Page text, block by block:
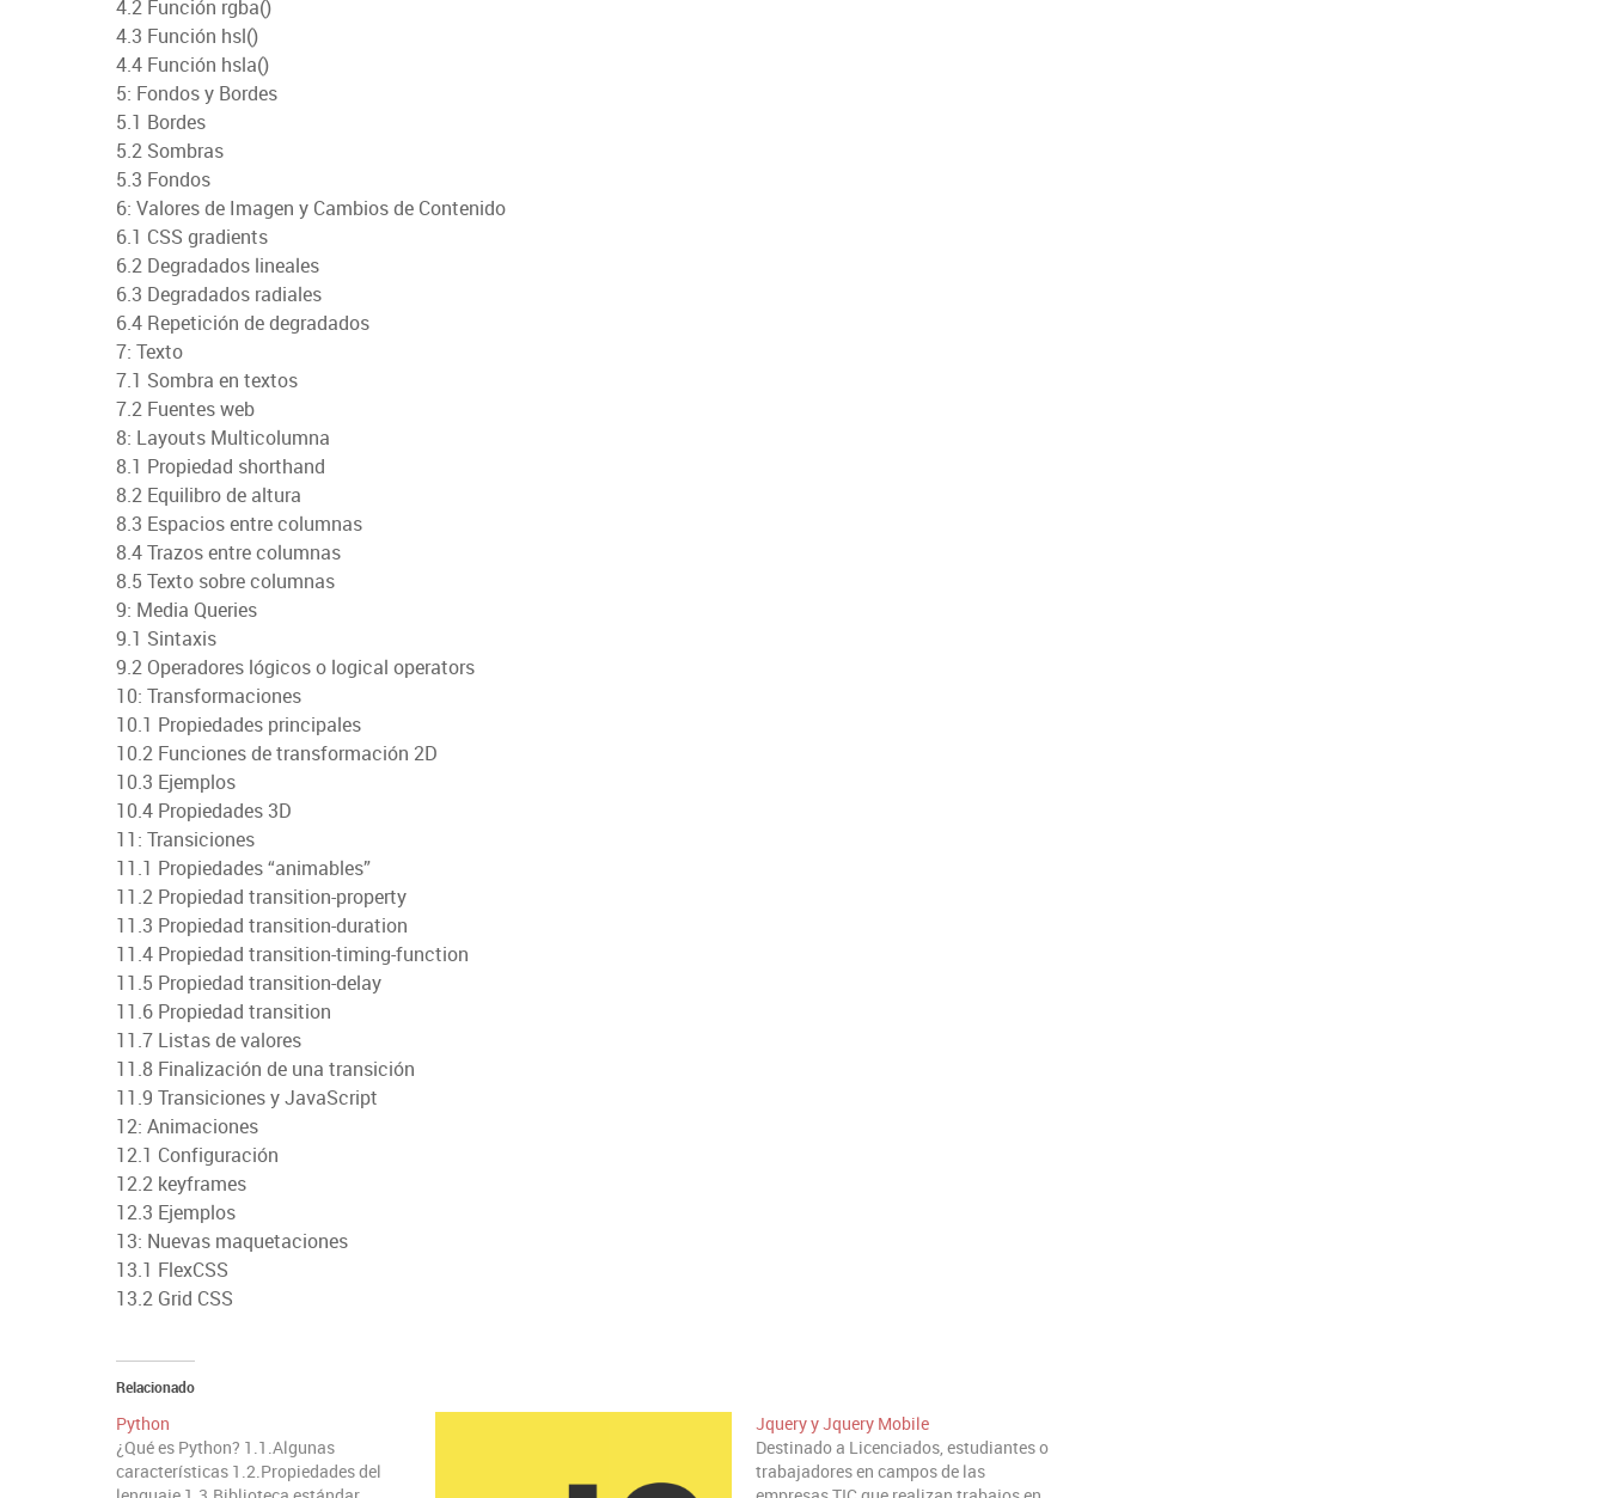
4.2 Función rgba()
4.3 Función hsl()
4.4 Función hsla()
5: Fondos y Bordes
5.1 Bordes
5.2 Sombras
5.3 Fondos
6: Valores de Imagen y Cambios de Contenido
6.1 CSS gradients
6.2 Degradados lineales
6.3 Degradados radiales
6.4 Repetición de degradados
7: Texto
7.1 Sombra en textos
7.2 Fuentes web
8: Layouts Multicolumna
8.1 Propiedad shorthand
8.2 Equilibro de altura
8.3 Espacios entre columnas
8.4 Trazos entre columnas
8.5 Texto sobre columnas
9: Media Queries
9.1 Sintaxis
9.2 Operadores lógicos o logical operators
10: Transformaciones
10.1 Propiedades principales
10.2 Funciones de transformación 2D
10.3 Ejemplos
10.4 Propiedades 3D
11: Transiciones
11.1 Propiedades “animables”
11.2 Propiedad transition-property
11.3 Propiedad transition-duration
11.4 Propiedad transition-timing-function
11.5 Propiedad transition-delay
11.6 Propiedad transition
11.7 Listas de valores
11.8 Finalización de una transición
11.9 Transiciones y JavaScript
12: Animaciones
12.1 Configuración
12.2 keyframes
12.3 Ejemplos
13: Nuevas maquetaciones
13.1 FlexCSS
13.2 Grid CSS
Relacionado
Python
¿Qué es Python? 1.1.Algunas
características 1.2.Propiedades del
Jquery y Jquery Mobile
Destinado a Licenciados, estudiantes o
trabajadores en campos de las